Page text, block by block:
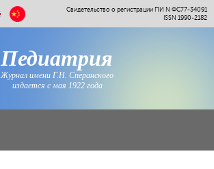
Свидетельство о регистрации ПИ N ФС77-34091
ISSN 1990-2182
Педиатрия
Журнал имени Г.Н. Сперанского
издается с мая 1922 года